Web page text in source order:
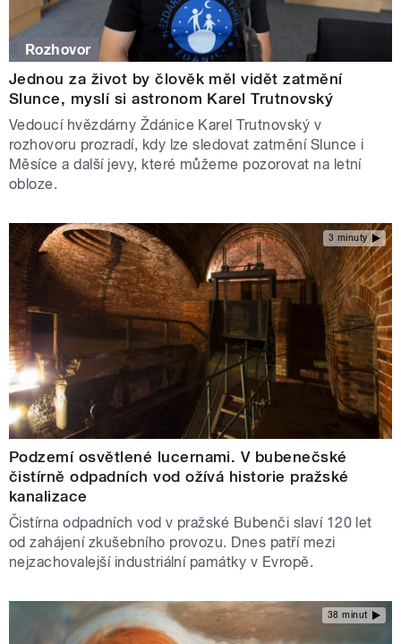
Rozhovor
Jednou za život by člověk měl vidět zatmění
Slunce, myslí si astronom Karel Trutnovský
Vedoucí hvězdárny Ždánice Karel Trutnovský v
rozhovoru prozradí, kdy lze sledovat zatmění Slunce i
Měsíce a další jevy, které můžeme pozorovat na letní
obloze.
3 minuty
Podzemí osvětlené lucernami. V bubenečské
čistírně odpadních vod ožívá historie pražské
kanalizace
Čistírna odpadních vod v pražské Bubenči slaví 120 let
od zahájení zkušebního provozu. Dnes patří mezi
nejzachovalejší industriální památky v Evropě.
38 minut